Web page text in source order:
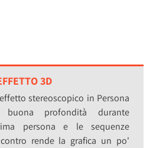
3D
stereoscopico in Persona
profondità durante
persona e le sequenze
rende la grafica un po'